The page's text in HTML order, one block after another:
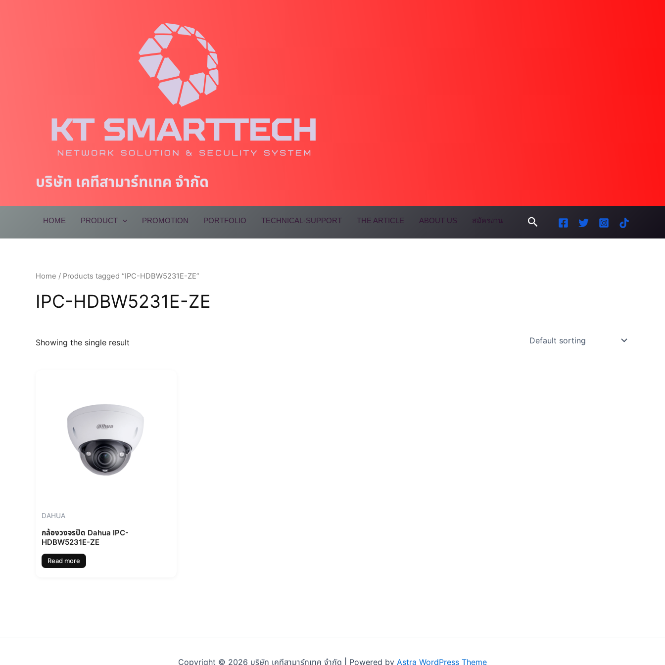
บริษัท เคทีสามาร์ทเทค จำกัด
HOME PRODUCT PROMOTION PORTFOLIO TECHNICAL-SUPPORT THE ARTICLE ABOUT US สมัครงาน Search
Home / Products tagged “IPC-HDBW5231E-ZE”
IPC-HDBW5231E-ZE
Showing the single result
DAHUA
กล้องวงจรปิด Dahua IPC-
HDBW5231E-ZE
Read more
Copyright © 2026 บริษัท เคทีสามาร์ทเทค จำกัด | Powered by Astra WordPress Theme